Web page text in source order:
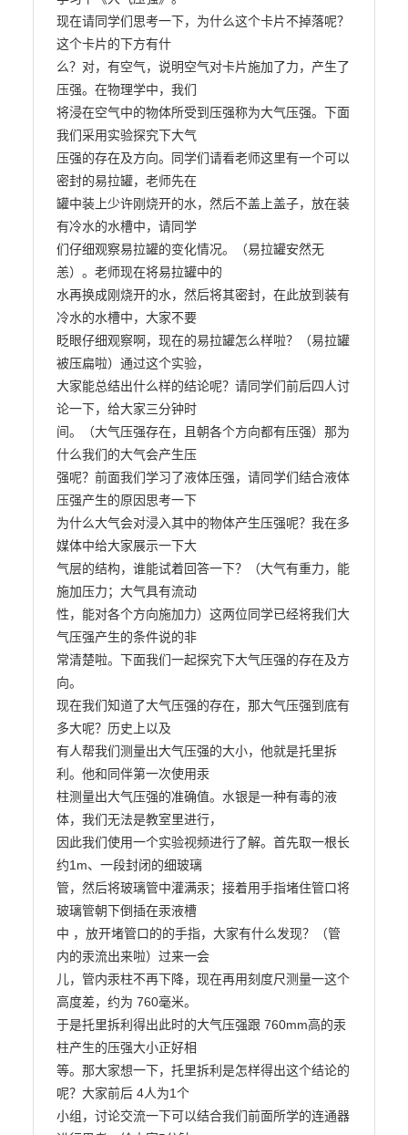
现在请同学们思考一下，为什么这个卡片不掉落呢？
这个卡片的下方有什
么？对，有空气，说明空气对卡片施加了力，产生了
压强。在物理学中，我们
将浸在空气中的物体所受到压强称为大气压强。下面
我们采用实验探究下大气
压强的存在及方向。同学们请看老师这里有一个可以
密封的易拉罐，老师先在
罐中装上少许刚烧开的水，然后不盖上盖子，放在装
有冷水的水槽中，请同学
们仔细观察易拉罐的变化情况。（易拉罐安然无
恙）。老师现在将易拉罐中的
水再换成刚烧开的水，然后将其密封，在此放到装有
冷水的水槽中，大家不要
眨眼仔细观察啊，现在的易拉罐怎么样啦？（易拉罐
被压扁啦）通过这个实验，
大家能总结出什么样的结论呢？请同学们前后四人讨
论一下，给大家三分钟时
间。（大气压强存在，且朝各个方向都有压强）那为
什么我们的大气会产生压
强呢？前面我们学习了液体压强，请同学们结合液体
压强产生的原因思考一下
为什么大气会对浸入其中的物体产生压强呢？我在多
媒体中给大家展示一下大
气层的结构，谁能试着回答一下？（大气有重力，能
施加压力；大气具有流动
性，能对各个方向施加力）这两位同学已经将我们大
气压强产生的条件说的非
常清楚啦。下面我们一起探究下大气压强的存在及方
向。
现在我们知道了大气压强的存在，那大气压强到底有
多大呢？历史上以及
有人帮我们测量出大气压强的大小，他就是托里拆
利。他和同伴第一次使用汞
柱测量出大气压强的准确值。水银是一种有毒的液
体，我们无法是教室里进行，
因此我们使用一个实验视频进行了解。首先取一根长
约1m、一段封闭的细玻璃
管，然后将玻璃管中灌满汞；接着用手指堵住管口将
玻璃管朝下倒插在汞液槽
中 ，放开堵管口的的手指，大家有什么发现？（管
内的汞流出来啦）过来一会
儿，管内汞柱不再下降，现在再用刻度尺测量一这个
高度差，约为 760毫米。
于是托里拆利得出此时的大气压强跟 760mm高的汞
柱产生的压强大小正好相
等。那大家想一下，托里拆利是怎样得出这个结论的
呢？大家前后 4人为1个
小组，讨论交流一下可以结合我们前面所学的连通器